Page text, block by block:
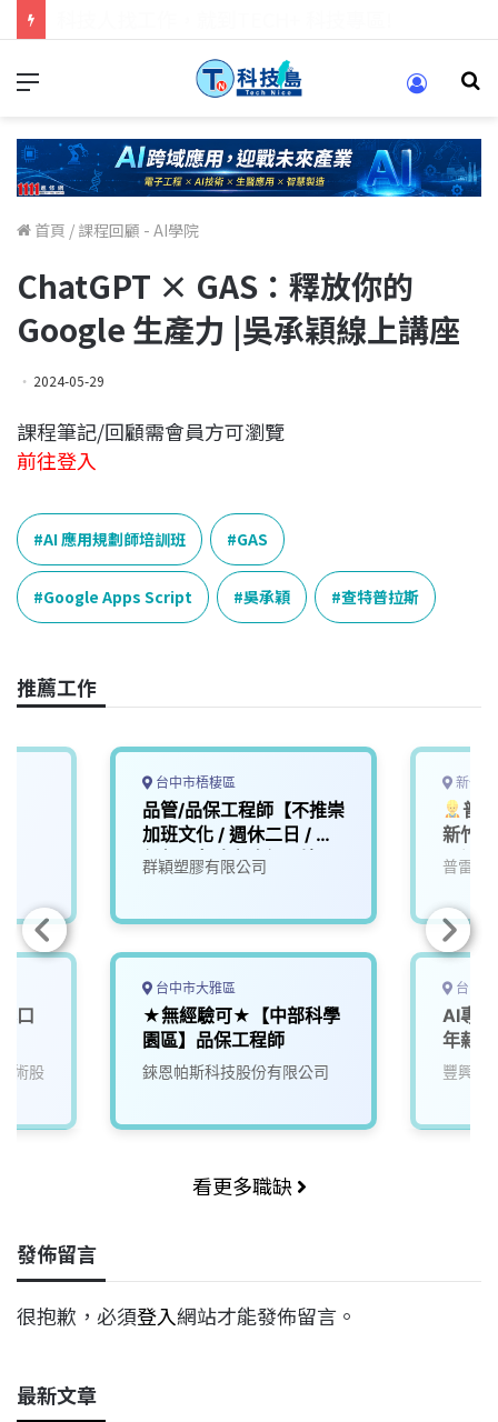
首頁 / 課程回顧 - AI學院
ChatGPT × GAS：釋放你的
Google 生產力 |吳承穎線上講座
2024-05-29
課程筆記/回顧需會員方可瀏覽
前往登入
AI 應用規劃師培訓班 GAS
Google Apps Script 吳承穎 查特普拉斯
推薦工作
口
術股
台中市梧棲區
品管/品保工程師【不推崇
加班文化 / 週休二日 / 供
午餐 / 實驗室冷氣環境 /
群穎塑膠有限公司
台中市大雅區
★無經驗可★【中部科學
園區】品保工程師
錸恩帕斯科技股份有限公司
新竹
普
新竹
區誠
普雷嘉
台中
AI專
年薪
豐興鋼
看更多職缺
發佈留言
很抱歉，必須登入網站才能發佈留言。
最新文章